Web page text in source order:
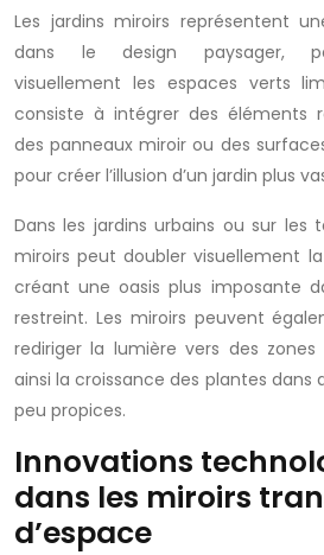
Les jardins miroirs représentent
dans le design paysager,
visuellement les espaces verts
consiste à intégrer des éléments
des panneaux miroir ou des
pour créer l’illusion d’un jardin plus
Dans les jardins urbains ou sur les
miroirs peut doubler visuellement
créant une oasis plus imposante
restreint. Les miroirs peuvent
rediriger la lumière vers des
ainsi la croissance des plantes
peu propices.
Innovations
dans les miroirs
d’espace